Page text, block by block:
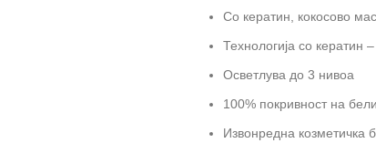
Со кератин, кокосово
Технологија со кератин
Осветлува до 3 нивоа
100% покривност на
Извонредна козметичка